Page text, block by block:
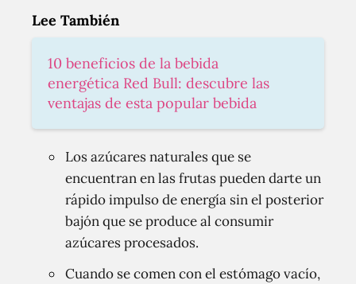
Lee También
10 beneficios de la bebida
energética Red Bull: descubre las
ventajas de esta popular bebida
Los azúcares naturales que se
encuentran en las frutas pueden darte un
rápido impulso de energía sin el posterior
bajón que se produce al consumir
azúcares procesados.
Cuando se comen con el estómago vacío,